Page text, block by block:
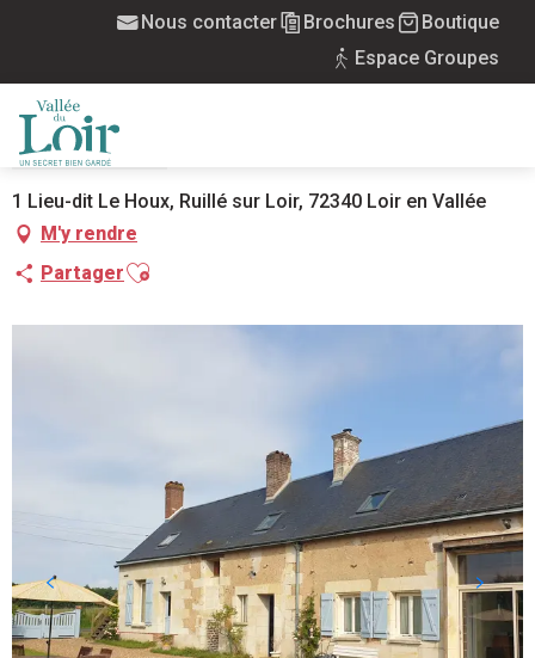
principal
Nous contacter Brochures
Boutique
Espace Groupes
La Maison de Mary Ann
LA MAISON DE MARY ANN
MEUBLÉS MAISON
1 Lieu-dit Le Houx, Ruillé sur Loir, 72340 Loir en Vallée
M'y rendre
PartagerAjouter aux favoris